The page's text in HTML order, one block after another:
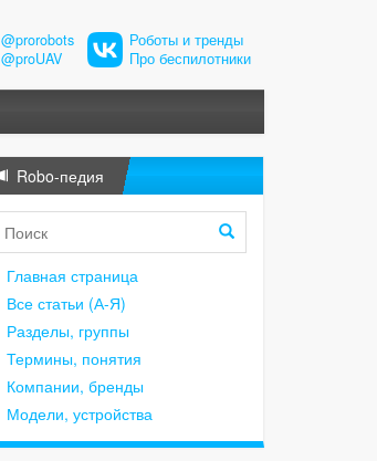
@prorobots
@proUAV
Роботы и тренды
Про беспилотники
Robo-педия
Главная страница
Все статьи (А-Я)
Разделы, группы
Термины, понятия
Компании, бренды
Модели, устройства